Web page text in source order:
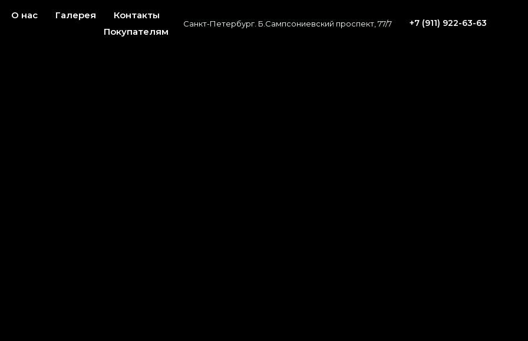
О нас Галерея
Контакты
Покупателям
Санкт-Петербург. Б.Сампсониевский проспект, 77/7 +7 (911) 922-63-63